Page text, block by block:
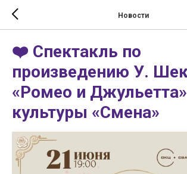
Новости
❤️ Спектакль по
произведению У.
«Ромео и
культуры «Смена»